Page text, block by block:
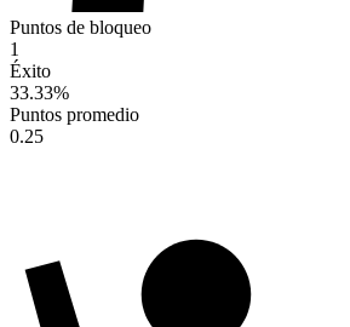
Puntos de bloqueo
1
Éxito
33.33%
Puntos promedio
0.25